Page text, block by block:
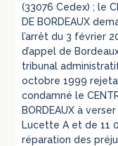
(33076 Cedex) ; le
DE BORDEAUX
l’arrêt du 3 février
d’appel de
tribunal
octobre 1999
condamné le
BORDEAUX à
Lucette A et de 11
réparation des